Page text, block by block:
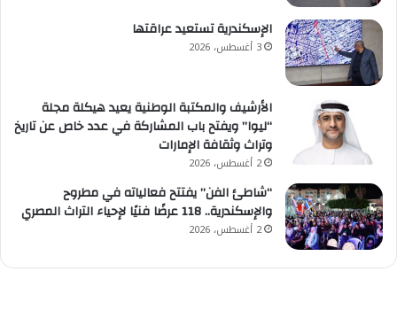
الإسكندرية تستعيد عراقتها
3 أغسطس، 2026
الأرشيف والمكتبة الوطنية يعيد هيكلة مجلة
“ليوا” ويفتح باب المشاركة في عدد خاص عن تاريخ
وتراث وثقافة الإمارات
2 أغسطس، 2026
“شاطئ الفن” يفتتح فعالياته في مطروح
والإسكندرية.. 118 عرضًا فنيًا لإحياء التراث المصري
2 أغسطس، 2026